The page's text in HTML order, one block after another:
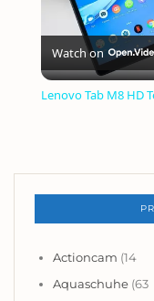
Watch on
Lenovo Tab M8 HD
Actioncam (14
Aquaschuhe (63